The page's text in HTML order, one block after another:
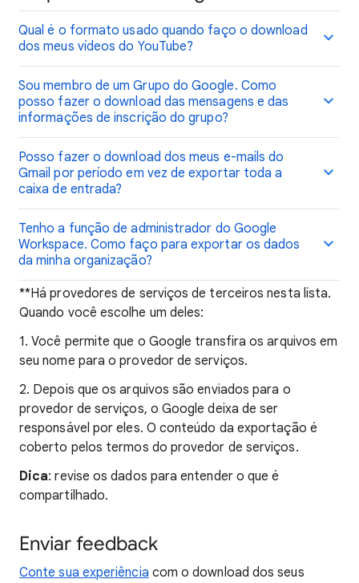
Qual é o formato usado quando faço o download
dos meus vídeos do YouTube?
Sou membro de um Grupo do Google. Como
posso fazer o download das mensagens e das
informações de inscrição do grupo?
Posso fazer o download dos meus e-mails do
Gmail por período em vez de exportar toda a
caixa de entrada?
Tenho a função de administrador do Google
Workspace. Como faço para exportar os dados
da minha organização?
**Há provedores de serviços de terceiros nesta lista.
Quando você escolhe um deles:
1. Você permite que o Google transfira os arquivos em
seu nome para o provedor de serviços.
2. Depois que os arquivos são enviados para o
provedor de serviços, o Google deixa de ser
responsável por eles. O conteúdo da exportação é
coberto pelos termos do provedor de serviços.
Dica: revise os dados para entender o que é
compartilhado.
Enviar feedback
Conte sua experiência com o download dos seus